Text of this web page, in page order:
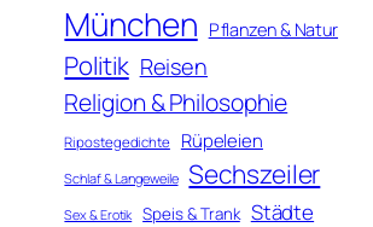
München Pflanzen & Natur
Politik Reisen
Religion & Philosophie
Ripostegedichte Rüpeleien
Schlaf & Langeweile Sechszeiler
Sex & Erotik Speis & Trank Städte